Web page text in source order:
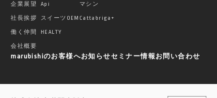
企業展望
社長挨拶
働く仲間
会社概要
Api
スイーツOEM
HEALTY
マシン
Cattabriga+
marubishiのお客様へお知らせセミナー情報 お問い合わせ